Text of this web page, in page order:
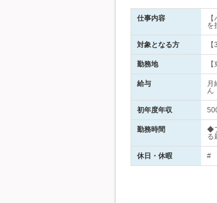
仕事内容
を
対象となる方
勤務地
給与
月
ん
初年度年収
勤務時間
◆
る
休日・休暇 #